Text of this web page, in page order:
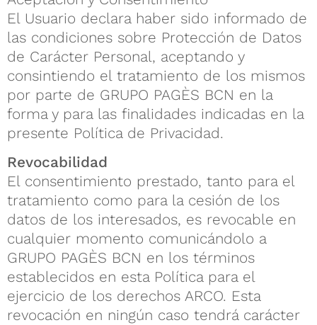
El Usuario declara haber sido informado de
las condiciones sobre Protección de Datos
de Carácter Personal, aceptando y
consintiendo el tratamiento de los mismos
por parte de GRUPO PAGÈS BCN en la
forma y para las finalidades indicadas en la
presente Política de Privacidad.
Revocabilidad
El consentimiento prestado, tanto para el
tratamiento como para la cesión de los
datos de los interesados, es revocable en
cualquier momento comunicándolo a
GRUPO PAGÈS BCN en los términos
establecidos en esta Política para el
ejercicio de los derechos ARCO. Esta
revocación en ningún caso tendrá carácter